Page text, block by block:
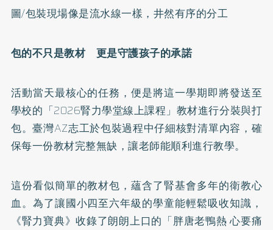
圖/包裝現場像是流水線一樣，井然有序的分工
包的不只是教材 更是守護孩子的承諾
活動當天最核心的任務，便是將這一學期即將發送至
學校的「2026腎力學堂線上課程」教材進行分裝與打
包。臺灣AZ志工於包裝過程中仔細核對清單內容，確
保每一份教材完整無缺，讓老師能順利進行教學。
這份看似簡單的教材包，蘊含了腎基會多年的衛教心
血。為了讓國小四至六年級的學童能輕鬆吸收知識，
《腎力寶典》收錄了朗朗上口的「胖唐老鴨熱 心要痛